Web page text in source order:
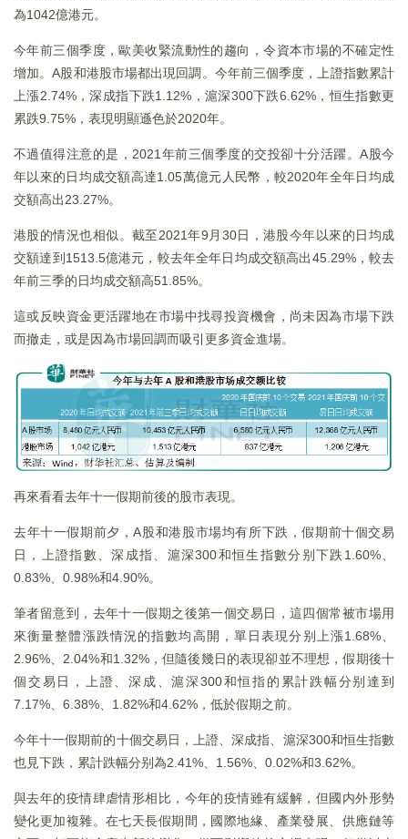
為1042億港元。
今年前三個季度，歐美收緊流動性的趨向，令資本市場的不確定性
增加。A股和港股市場都出現回調。今年前三個季度，上證指數累計
上漲2.74%，深成指下跌1.12%，滬深300下跌6.62%，恒生指數更
累跌9.75%，表現明顯遜色於2020年。
不過值得注意的是，2021年前三個季度的交投卻十分活躍。A股今
年以來的日均成交額高達1.05萬億元人民幣，較2020年全年日均成
交額高出23.27%。
港股的情況也相似。截至2021年9月30日，港股今年以來的日均成
交額達到1513.5億港元，較去年全年日均成交額高出45.29%，較去
年前三季的日均成交額高51.85%。
這或反映資金更活躍地在市場中找尋投資機會，尚未因為市場下跌
而撤走，或是因為市場回調而吸引更多資金進場。
再來看看去年十一假期前後的股市表現。
去年十一假期前夕，A股和港股市場均有所下跌，假期前十個交易
日，上證指數、深成指、滬深300和恒生指數分别下跌1.60%、
0.83%、0.98%和4.90%。
筆者留意到，去年十一假期之後第一個交易日，這四個常被市場用
來衡量整體漲跌情況的指數均高開，單日表現分别上漲1.68%、
2.96%、2.04%和1.32%，但隨後幾日的表現卻並不理想，假期後十
個交易日，上證、深成、滬深300和恒指的累計跌幅分别達到
7.17%、6.38%、1.82%和4.62%，低於假期之前。
今年十一假期前的十個交易日，上證、深成指、滬深300和恒生指數
也見下跌，累計跌幅分别為2.41%、1.56%、0.02%和3.62%。
與去年的疫情肆虐情形相比，今年的疫情雖有緩解，但國内外形勢
變化更加複雜。在七天長假期間，國際地緣、產業發展、供應鏈等